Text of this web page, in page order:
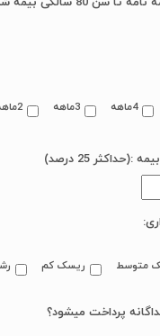
4ماهه 3ماهه 2ماهه
25 درصد)
متوسط ریسک کم
پرداخت میشود؟